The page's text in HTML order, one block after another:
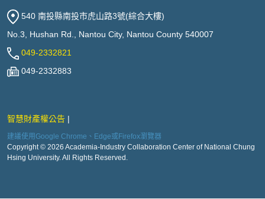
540 南投縣南投市虎山路3號(綜合大樓)
No.3, Hushan Rd., Nantou City, Nantou County 540007
049-2332821
049-2332883
智慧財產權公告
建議使用Google Chrome、Edge或Firefox瀏覽器
Copyright © 2026 Academia-Industry Collaboration Center of National Chung
Hsing University. All Rights Reserved.